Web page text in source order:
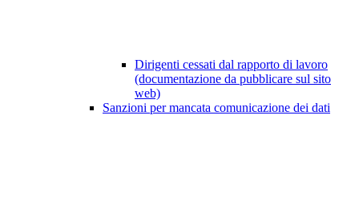
Dirigenti cessati dal rapporto di lavoro
(documentazione da pubblicare sul sito
web)
Sanzioni per mancata comunicazione dei dati